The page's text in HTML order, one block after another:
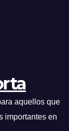
aquellos que
importantes en